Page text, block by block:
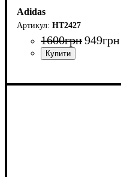
Adidas
HT2427
1600грн949грн